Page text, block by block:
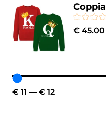
€ 45.00
€ 11 € 12